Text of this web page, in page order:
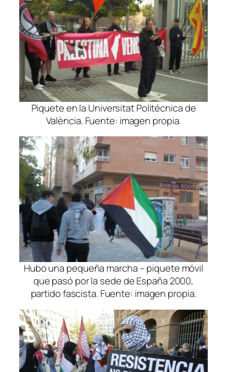
Piquete en la Universitat Politécnica de
València. Fuente: imagen propia.
Hubo una pequeña marcha – piquete móvil
que pasó por la sede de España 2000,
partido fascista. Fuente: imagen propia.